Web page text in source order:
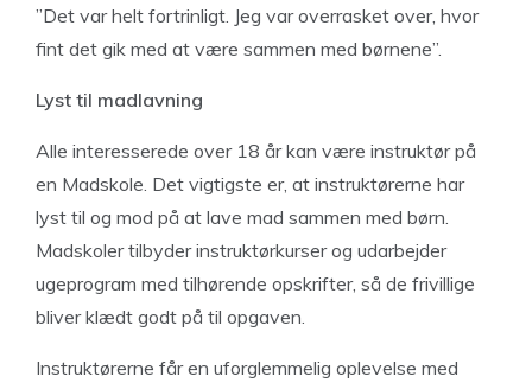
”Det var helt fortrinligt. Jeg var overrasket over, hvor
fint det gik med at være sammen med børnene”.
Lyst til madlavning
Alle interesserede over 18 år kan være instruktør på
en Madskole. Det vigtigste er, at instruktørerne har
lyst til og mod på at lave mad sammen med børn.
Madskoler tilbyder instruktørkurser og udarbejder
ugeprogram med tilhørende opskrifter, så de frivillige
bliver klædt godt på til opgaven.
Instruktørerne får en uforglemmelig oplevelse med